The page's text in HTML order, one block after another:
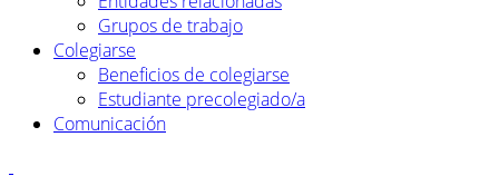
Grupos de trabajo
Colegiarse
Beneficios de colegiarse
Estudiante precolegiado/a
Comunicación